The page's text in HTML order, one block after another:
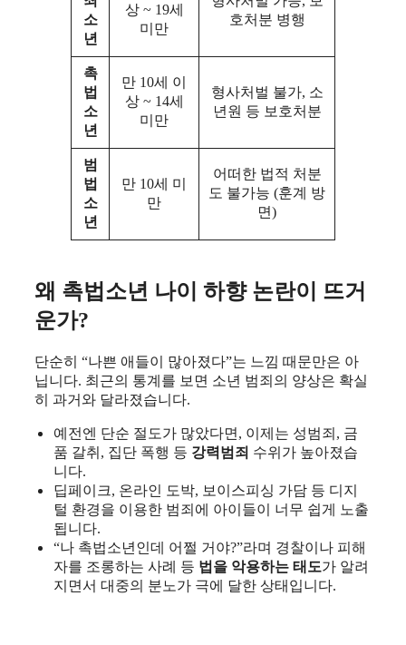
소
년
상 ~ 19세
미만
호처분 병행
촉
법
소
년
만 10세 이
상 ~ 14세
미만
형사처벌 불가, 소
년원 등 보호처분
범
법
소
년
만 10세 미
만
어떠한 법적 처분
도 불가능 (훈계 방
면)
왜 촉법소년 나이 하향 논란이 뜨거
운가?
단순히 “나쁜 애들이 많아졌다”는 느낌 때문만은 아
닙니다. 최근의 통계를 보면 소년 범죄의 양상은 확실
히 과거와 달라졌습니다.
예전엔 단순 절도가 많았다면, 이제는 성범죄, 금
품 갈취, 집단 폭행 등 강력범죄 수위가 높아졌습
니다.
딥페이크, 온라인 도박, 보이스피싱 가담 등 디지
털 환경을 이용한 범죄에 아이들이 너무 쉽게 노출
됩니다.
“나 촉법소년인데 어쩔 거야?”라며 경찰이나 피해
자를 조롱하는 사례 등 법을 악용하는 태도가 알려
지면서 대중의 분노가 극에 달한 상태입니다.